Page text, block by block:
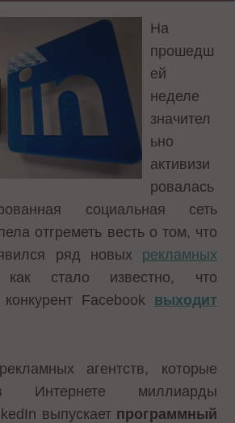
На
прошедш
ей
неделе
значител
ьно
активизи
ровалась
социальная сеть
отгреметь весть о том, что
ряд новых рекламных
стало известно, что
Facebook выходит
агентств, которые
Интернете миллиарды
выпускает программный